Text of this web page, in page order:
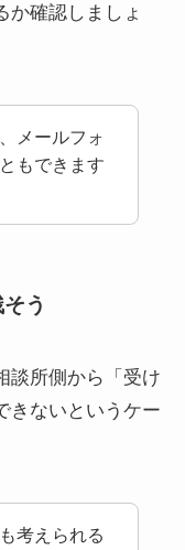
か確認しましょ
メールフォ
もできます
う
談所側から「受け
きないというケー
考えられる